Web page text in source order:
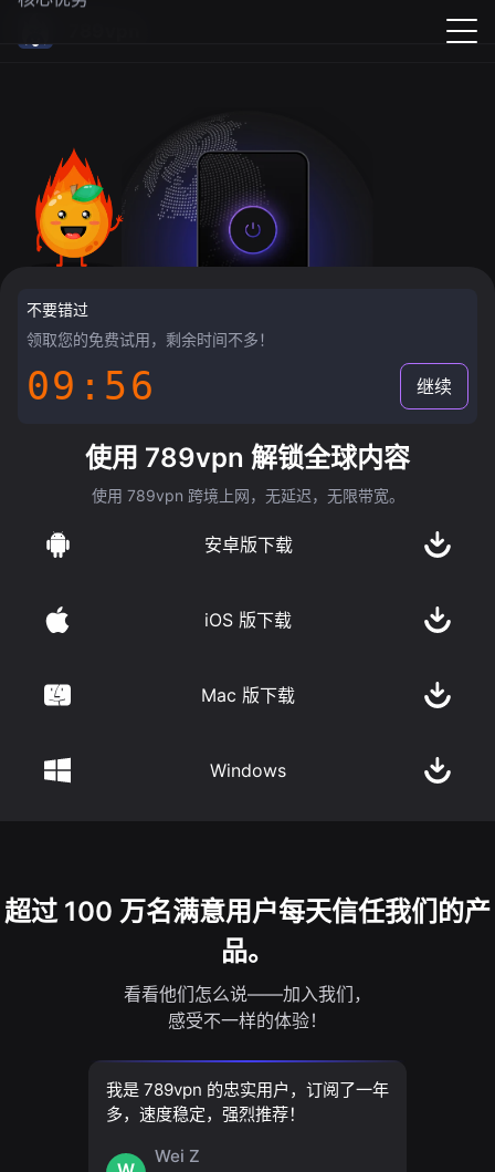
不要错过
领取您的免费试用，剩余时间不多！
09:55 继续
使用 789vpn 解锁全球内容
使用 789vpn 跨境上网，无延迟，无限带宽。
安卓版下载
iOS 版下载
Mac 版下载
Windows
超过 100 万名满意用户每天信任我们的产
品。
看看他们怎么说——加入我们，
感受不一样的体验！
我是 789vpn 的忠实用户，订阅了一年
多，速度稳定，强烈推荐！
Wei Z